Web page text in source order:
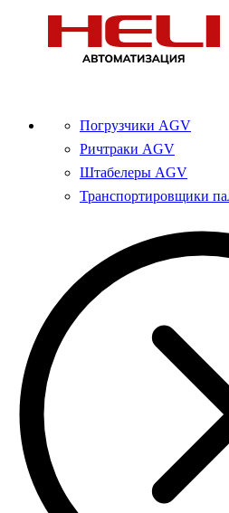
Погрузчики AGV
Ричтраки AGV
Штабелеры AGV
Транспортировщики